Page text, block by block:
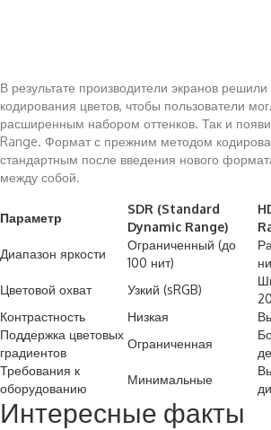
В результате производители экранов
кодирования цветов, чтобы пользователи
расширенным набором оттенков. Так и
Range. Формат с прежним методом
стандартным после введения нового
между собой.
Параметр
SDR (Standard
Dynamic Range)
Диапазон яркости
Ограниченный (до
100 нит)
Цветовой охват
Узкий (sRGB)
Контрастность
Низкая
Поддержка цветовых
градиентов
Ограниченная
Требования к
оборудованию
Минимальные
Интересные факты